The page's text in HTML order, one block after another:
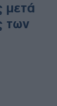
μετά
των